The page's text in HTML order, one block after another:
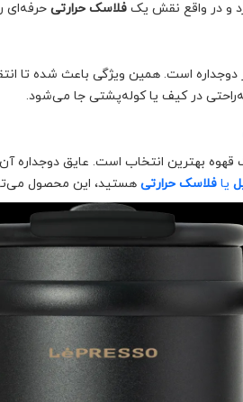
و در واقع نقش یک فلاسک حرارتیحرفه‌ای
است. همین ویژگی باعث شده تا
در کیف یا کوله‌پشتی جا می‌شود.
قهوه بهترین انتخاب است. عایق
یا فلاسک حرارتیهستید، این محصول